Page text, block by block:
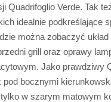
Quadrifoglio Verde. Tak
idealnie podkreślające
można zobaczyć
grill oraz oprawy
Jako prawdziwy
bocznymi
w szarym matowym